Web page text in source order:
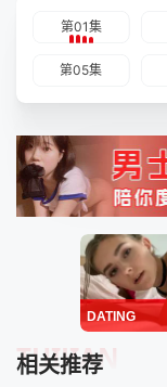
第01集
第05集
DATING
相关推荐
TUIJIAN